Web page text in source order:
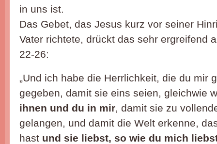
in uns ist.
Das Gebet, das Jesus kurz vor seiner
Vater richtete, drückt das sehr ergreifend
22-26:
„Und ich habe die Herrlichkeit, die du mir
gegeben, damit sie eins seien, gleichwie
ihnen und du in mir, damit sie zu
gelangen, und damit die Welt erkenne,
hast und sie liebst, so wie du mich